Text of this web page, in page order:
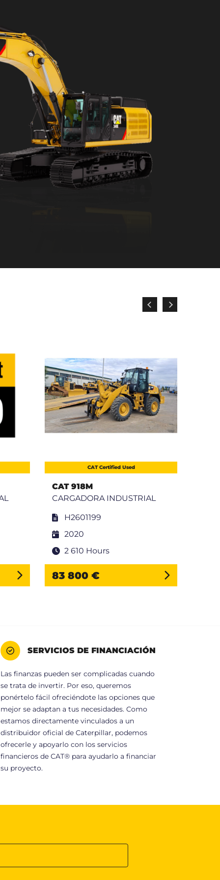
CAT Certified Used
CAT 918M
CARGADORA INDUSTRIAL
H2601199
2020
2 610 Hours
83 800 €
SERVICIOS DE FINANCIACIÓN
Las finanzas pueden ser complicadas cuando
se trata de invertir. Por eso, queremos
ponértelo fácil ofreciéndote las opciones que
mejor se adaptan a tus necesidades. Como
estamos directamente vinculados a un
distribuidor oficial de Caterpillar, podemos
ofrecerle y apoyarlo con los servicios
financieros de CAT® para ayudarlo a financiar
su proyecto.